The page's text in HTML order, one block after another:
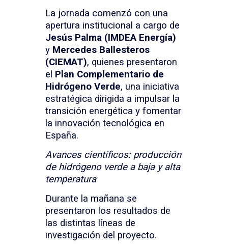
La jornada comenzó con una
apertura institucional a cargo de
Jesús Palma (IMDEA Energía)
y Mercedes Ballesteros
(CIEMAT), quienes presentaron
el Plan Complementario de
Hidrógeno Verde, una iniciativa
estratégica dirigida a impulsar la
transición energética y fomentar
la innovación tecnológica en
España.
Avances científicos: producción
de hidrógeno verde a baja y alta
temperatura
Durante la mañana se
presentaron los resultados de
las distintas líneas de
investigación del proyecto.